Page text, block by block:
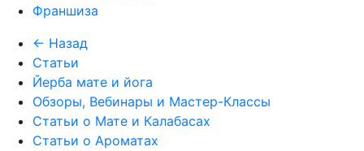
Франшиза
← Назад
Статьи
Йерба мате и йога
Обзоры, Вебинары и Мастер-Классы
Статьи о Мате и Калабасах
Статьи о Ароматах